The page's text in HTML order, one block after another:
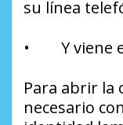
su línea
• Y viene
Para abrir la
necesario